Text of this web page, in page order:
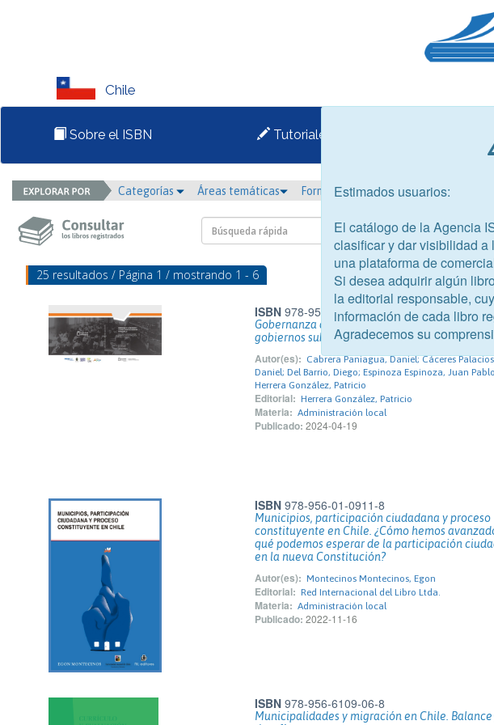
Chile
Sobre el ISBN Tutoriales
Categorías Áreas temáticas Formato Año de publicación
25 resultados / Página 1 / mostrando 1 - 6
ISBN 978-956-418-042-7
Gobernanza de la innovación y la
gobiernos subnacionales
Autor(es): Cabrera Paniagua, Daniel; Cáceres
Daniel; Del Barrio, Diego; Espinoza Espinoza, Juan
Herrera González, Patricio
Editorial: Herrera González, Patricio
Materia: Administración local
Publicado: 2024-04-19
ISBN 978-956-01-0911-8
Municipios, participación ciudadana y proceso
constituyente en Chile. ¿Cómo hemos
qué podemos esperar de la participación
en la nueva Constitución?
Autor(es): Montecinos Montecinos, Egon
Editorial: Red Internacional del Libro Ltda.
Materia: Administración local
Publicado: 2022-11-16
ISBN 978-956-6109-06-8
Municipalidades y migración en Chile. Balance
Estimados usuarios:
El catálogo de la Agencia
clasificar y dar visibilidad
una plataforma de
Si desea adquirir algún
la editorial responsable,
información de cada libro
Agradecemos su